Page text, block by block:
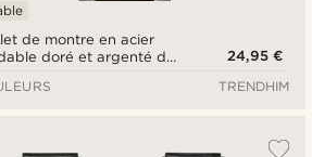
de montre en acier
doré et argenté de
24,95 €
TRENDHIM